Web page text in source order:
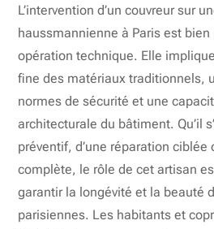
L’intervention d’un couvreur sur
haussmannienne à Paris est bien
opération technique. Elle
fine des matériaux traditionnels,
normes de sécurité et une
architecturale du bâtiment. Qu’il
préventif, d’une réparation ciblée
complète, le rôle de cet artisan
garantir la longévité et la beauté
parisiennes. Les habitants et